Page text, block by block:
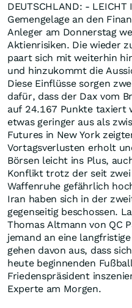
DEUTSCHLAND: - LEICHT
Gemengelage an den
Anleger am Donnerstag
Aktienrisiken. Die wieder
paart sich mit weiterhin
und hinzukommt die
Diese Einflüsse sorgen
dafür, dass der Dax vom
auf 24.167 Punkte taxiert
etwas geringer aus als
Futures in New York
Vortagsverlusten erholt
Börsen leicht ins Plus,
Konflikt trotz der seit
Waffenruhe gefährlich
Iran haben sich in der
gegenseitig beschossen.
Thomas Altmann von QC
jemand an eine
gehen davon aus, dass
heute beginnenden
Friedenspräsident
Experte am Morgen.